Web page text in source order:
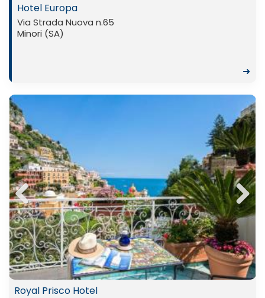
Hotel Europa
Via Strada Nuova n.65
Minori (SA)
➜
Previ
ous
Next
Royal Prisco Hotel